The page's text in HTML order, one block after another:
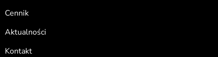
Cennik
Aktualności
Kontakt